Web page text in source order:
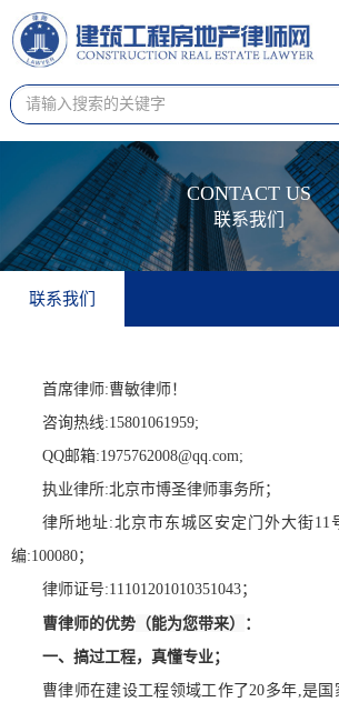
CONTACT US
联系我们
联系我们
首席律师:曹敏律师！
咨询热线:15801061959;
QQ邮箱:1975762008@qq.com;
执业律所:北京市博圣律师事务所；
律所地址:北京市东城区安定门外大街11
编:100080；
律师证号:11101201010351043；
曹律师的优势 （能为您带来）
：
一、搞过工程，真懂专业；
曹律师在建设工程领域工作了20多年,是